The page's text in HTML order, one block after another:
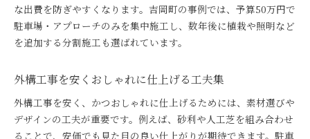
な出費を防ぎやすくなります。吉岡町の事例では、予算50万円で
駐車場・アプローチのみを集中施工し、数年後に植栽や照明など
を追加する分割施工も選ばれています。
外構工事を安くおしゃれに仕上げる工夫集
外構工事を安く、かつおしゃれに仕上げるためには、素材選びや
デザインの工夫が重要です。例えば、砂利や人工芝を組み合わせ
ることで、安価でも見た目の良い仕上がりが期待できます。駐車